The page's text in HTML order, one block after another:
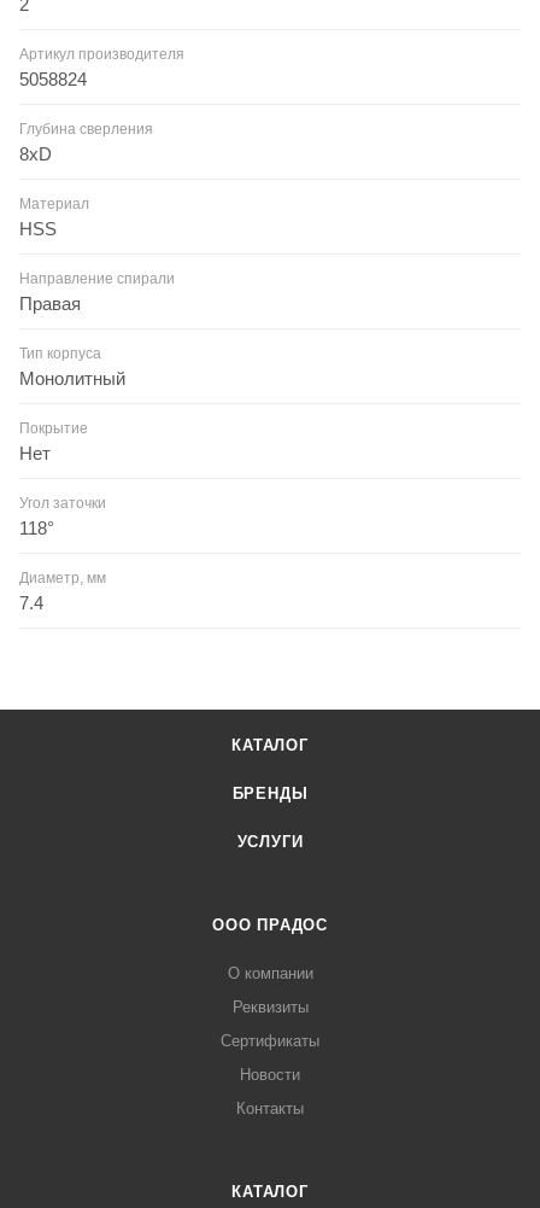
2
Артикул производителя
5058824
Глубина сверления
8xD
Материал
HSS
Направление спирали
Правая
Тип корпуса
Монолитный
Покрытие
Нет
Угол заточки
118°
Диаметр, мм
7.4
КАТАЛОГ
БРЕНДЫ
УСЛУГИ
ООО ПРАДОС
О компании
Реквизиты
Сертификаты
Новости
Контакты
КАТАЛОГ